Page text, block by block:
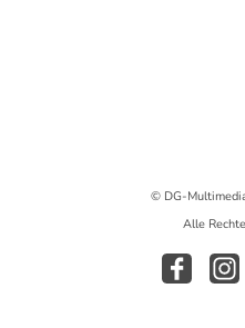
© DG-
Alle